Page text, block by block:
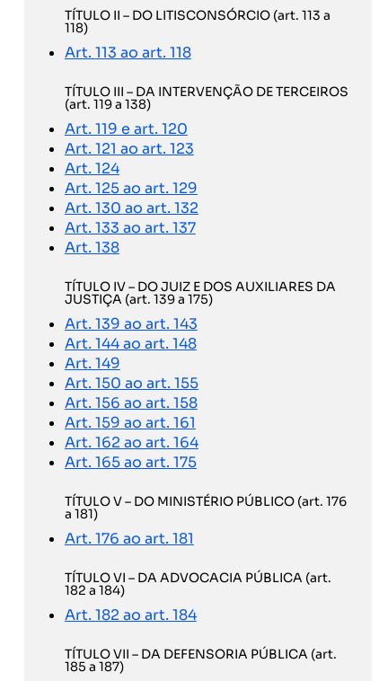
TÍTULO II – DO LITISCONSÓRCIO (art. 113 a
118)
Art. 113 ao art. 118
TÍTULO III – DA INTERVENÇÃO DE TERCEIROS
(art. 119 a 138)
Art. 119 e art. 120
Art. 121 ao art. 123
Art. 124
Art. 125 ao art. 129
Art. 130 ao art. 132
Art. 133 ao art. 137
Art. 138
TÍTULO IV – DO JUIZ E DOS AUXILIARES DA
JUSTIÇA (art. 139 a 175)
Art. 139 ao art. 143
Art. 144 ao art. 148
Art. 149
Art. 150 ao art. 155
Art. 156 ao art. 158
Art. 159 ao art. 161
Art. 162 ao art. 164
Art. 165 ao art. 175
TÍTULO V – DO MINISTÉRIO PÚBLICO (art. 176
a 181)
Art. 176 ao art. 181
TÍTULO VI – DA ADVOCACIA PÚBLICA (art.
182 a 184)
Art. 182 ao art. 184
TÍTULO VII – DA DEFENSORIA PÚBLICA (art.
185 a 187)